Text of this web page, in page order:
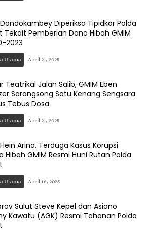
Diperiksa Tipidkor Polda
Tekait Pemberian Dana Hibah GMIM
2023
Utama April 21, 2025
Teatrikal Jalan Salib, GMIM Eben
Sarongsong Satu Kenang Sengsara
Tebus Dosa
Utama April 21, 2025
Arina, Terduga Kasus Korupsi
Hibah GMIM Resmi Huni Rutan Polda
Utama April 18, 2025
Sulut Steve Kepel dan Asiano
Kawatu (AGK) Resmi Tahanan Polda